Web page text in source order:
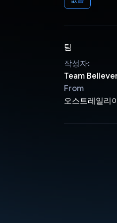
팀
작성자:
Team
From
오스트레일리